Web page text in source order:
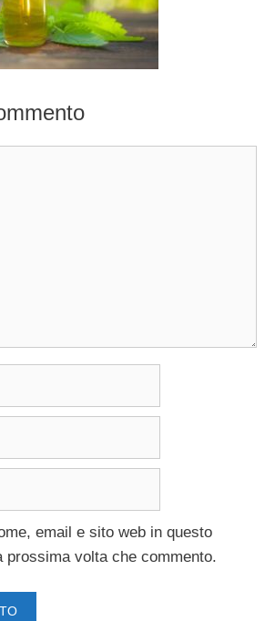
email e sito web in questo
prossima volta che commento.